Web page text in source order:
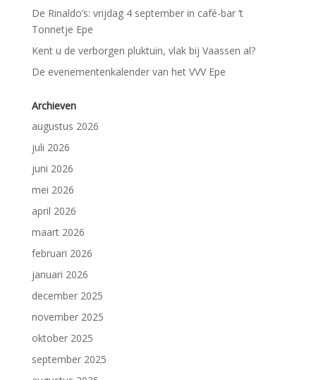
De Rinaldo’s: vrijdag 4 september in café-bar ’t
Tonnetje Epe
Kent u de verborgen pluktuin, vlak bij Vaassen al?
De evenementenkalender van het VVV Epe
Archieven
augustus 2026
juli 2026
juni 2026
mei 2026
april 2026
maart 2026
februari 2026
januari 2026
december 2025
november 2025
oktober 2025
september 2025